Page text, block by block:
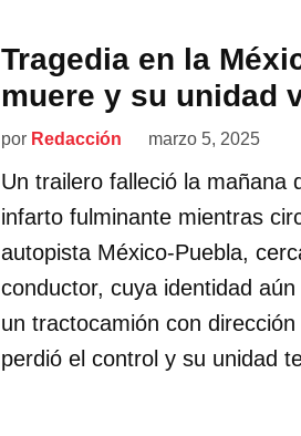
Tragedia en la
muere y su unidad
por Redacción marzo 5, 2025
Un trailero falleció la mañana
infarto fulminante mientras
autopista México-Puebla,
conductor, cuya identidad
un tractocamión con
perdió el control y su unidad